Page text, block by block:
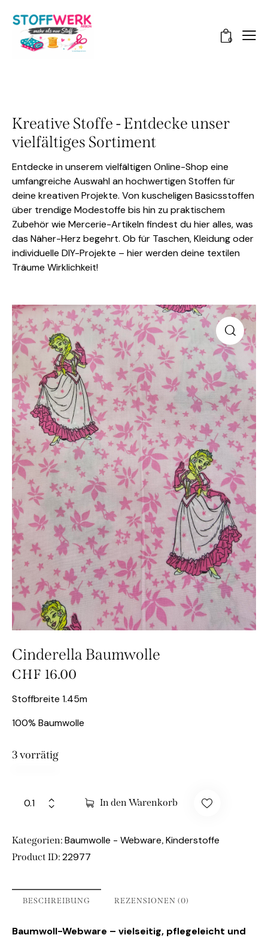
0
Kreative Stoffe - Entdecke unser
vielfältiges Sortiment
Entdecke in unserem vielfältigen Online-Shop eine
umfangreiche Auswahl an hochwertigen Stoffen für
deine kreativen Projekte. Von kuscheligen Basicsstoffen
über trendige Modestoffe bis hin zu praktischem
Zubehör wie Mercerie-Artikeln findest du hier alles, was
das Näher-Herz begehrt. Ob für Taschen, Kleidung oder
individuelle DIY-Projekte – hier werden deine textilen
Träume Wirklichkeit!
Cinderella Baumwolle
CHF 16.00
Stoffbreite 1.45m
100% Baumwolle
3 vorrätig
In den Warenkorb
Kategorien: Baumwolle - Webware, Kinderstoffe
Product ID: 22977
BESCHREIBUNG REZENSIONEN (0)
Baumwoll-Webware – vielseitig, pflegeleicht und